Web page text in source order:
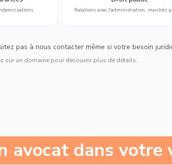
Relations avec l'administration, marchés
urbanisme et contentieux.
pas à nous contacter même si votre besoin
sur un domaine pour découvrir plus de détails.
avocat dans votre